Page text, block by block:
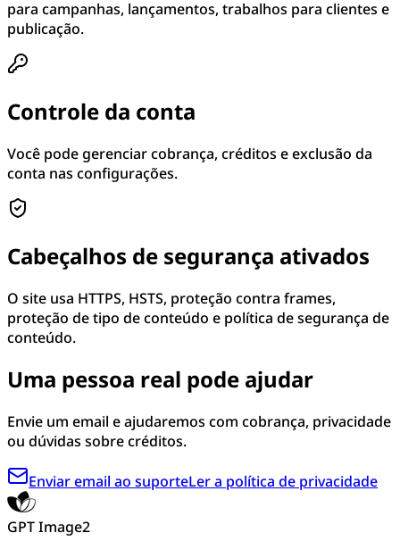
para campanhas, lançamentos, trabalhos para clientes e
publicação.
Controle da conta
Você pode gerenciar cobrança, créditos e exclusão da
conta nas configurações.
Cabeçalhos de segurança ativados
O site usa HTTPS, HSTS, proteção contra frames,
proteção de tipo de conteúdo e política de segurança de
conteúdo.
Uma pessoa real pode ajudar
Envie um email e ajudaremos com cobrança, privacidade
ou dúvidas sobre créditos.
Enviar email ao suporteLer a política de privacidade
GPT Image2